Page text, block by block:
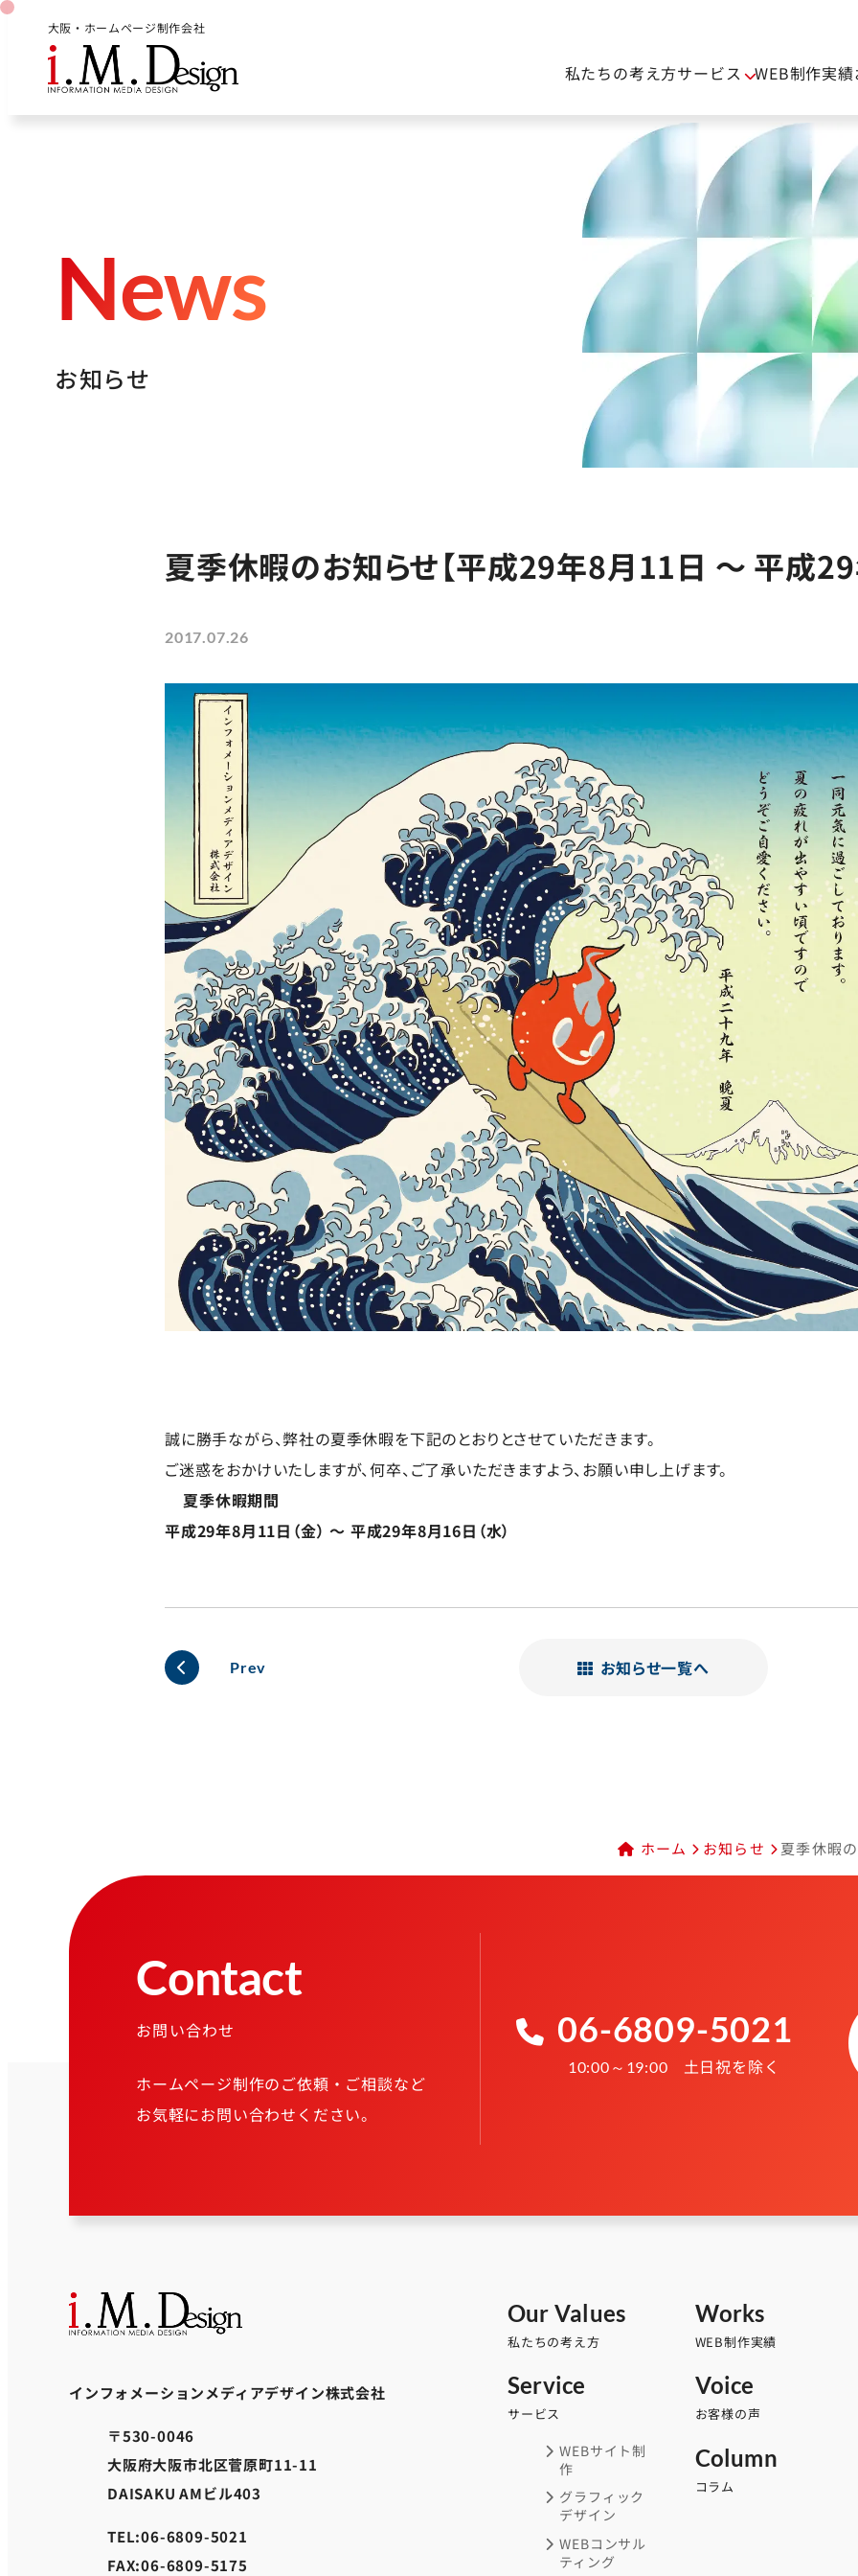
大阪・ホームページ制作会社
私たちの考え方サービス WEB制作実績
News
お知らせ
夏季休暇のお知らせ【平成29年8月11日 ～ 平成
2017.07.26
誠に勝手ながら、弊社の夏季休暇を下記のとおりとさせていただきます。
ご迷惑をおかけいたしますが、何卒、ご了承いただきますよう、お願い申し上げます。
夏季休暇期間
平成29年8月11日（金） ～ 平成29年8月16日（水）
Prev お知らせ一覧へ
ホーム お知らせ 夏季休暇
Contact
お問い合わせ
ホームページ制作のご依頼・ご相談など
お気軽にお問い合わせください。
06-6809-5021
10:00～19:00 土日祝を除く
インフォメーションメディアデザイン株式会社
〒530-0046
大阪府大阪市北区菅原町11-11
DAISAKU AMビル403
TEL:06-6809-5021
FAX:06-6809-5175
Our Values
私たちの考え方
Service
サービス
WEBサイト制
作
グラフィック
デザイン
WEBコンサル
ティング
Works
WEB制作実績
Voice
お客様の声
Column
コラム